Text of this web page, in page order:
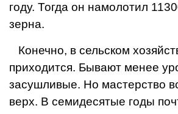
году. Тогда он намолотил
зерна.
Конечно, в сельском
приходится. Бывают ме­нее
засушливые. Но мас­терство
верх. В се­мидесятые годы